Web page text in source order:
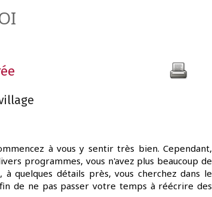
à vous y sentir très bien. Cependant,
programmes, vous n'avez plus beaucoup de
quelques détails près, vous cherchez dans le
de ne pas passer votre temps à réécrire des